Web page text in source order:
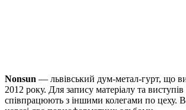
Nonsun — львівський дум-метал-гурт, що
2012 року. Для запису матеріалу та виступів
співпрацюють з іншими колегами по цеху. В